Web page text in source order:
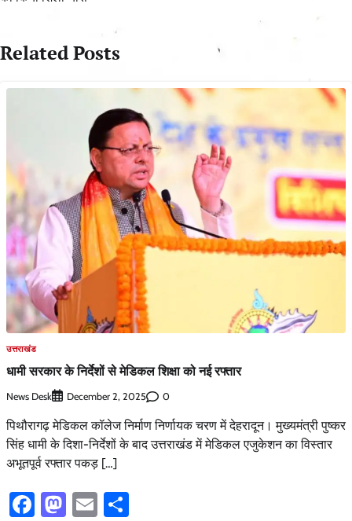
Related Posts
उत्तराखंड
धामी सरकार के निर्देशों से मेडिकल शिक्षा को नई रफ्तार
News Desk December 2, 2025 0
पिथौरागढ़ मेडिकल कॉलेज निर्माण निर्णायक चरण में देहरादून। मुख्यमंत्री पुष्कर
सिंह धामी के दिशा-निर्देशों के बाद उत्तराखंड में मेडिकल एजुकेशन का विस्तार
अभूतपूर्व रफ्तार पकड़ […]
Facebook
Mastodon
Email